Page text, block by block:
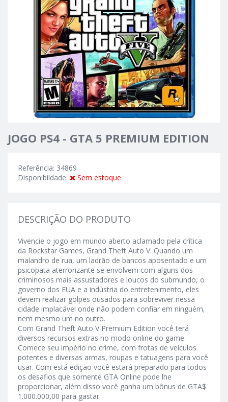
JOGO PS4 - GTA 5 PREMIUM EDITION
Referência: 34869
Disponibildade:
Sem estoque
DESCRIÇÃO DO PRODUTO
Vivencie o jogo em mundo aberto aclamado pela crítica
da Rockstar Games, Grand Theft Auto V. Quando um
malandro de rua, um ladrão de bancos aposentado e um
psicopata aterrorizante se envolvem com alguns dos
criminosos mais assustadores e loucos do submundo, o
governo dos EUA e a indústria do entretenimento, eles
devem realizar golpes ousados para sobreviver nessa
cidade implacável onde não podem confiar em ninguém,
nem mesmo um no outro.
Com Grand Theft Auto V Premium Edition você terá
diversos recursos extras no modo online do game.
Comece seu império no crime, com frotas de veículos
potentes e diversas armas, roupas e tatuagens para você
usar. Com está edição você estará preparado para todos
os desafios que somente GTA Online pode lhe
proporcionar, além disso você ganha um bônus de GTA$
1.000.000,00 para gastar.